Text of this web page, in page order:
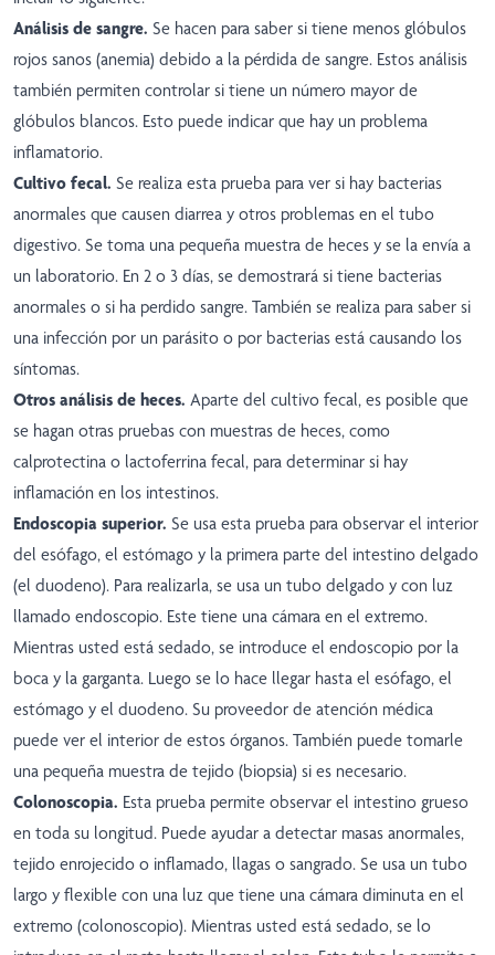
Análisis de sangre. Se hacen para saber si tiene menos glóbulos
rojos sanos (anemia) debido a la pérdida de sangre. Estos análisis
también permiten controlar si tiene un número mayor de
glóbulos blancos. Esto puede indicar que hay un problema
inflamatorio.
Cultivo fecal. Se realiza esta prueba para ver si hay bacterias
anormales que causen diarrea y otros problemas en el tubo
digestivo. Se toma una pequeña muestra de heces y se la envía a
un laboratorio. En 2 o 3 días, se demostrará si tiene bacterias
anormales o si ha perdido sangre. También se realiza para saber si
una infección por un parásito o por bacterias está causando los
síntomas.
Otros análisis de heces. Aparte del cultivo fecal, es posible que
se hagan otras pruebas con muestras de heces, como
calprotectina o lactoferrina fecal, para determinar si hay
inflamación en los intestinos.
Endoscopia superior. Se usa esta prueba para observar el interior
del esófago, el estómago y la primera parte del intestino delgado
(el duodeno). Para realizarla, se usa un tubo delgado y con luz
llamado endoscopio. Este tiene una cámara en el extremo.
Mientras usted está sedado, se introduce el endoscopio por la
boca y la garganta. Luego se lo hace llegar hasta el esófago, el
estómago y el duodeno. Su proveedor de atención médica
puede ver el interior de estos órganos. También puede tomarle
una pequeña muestra de tejido (biopsia) si es necesario.
Colonoscopia. Esta prueba permite observar el intestino grueso
en toda su longitud. Puede ayudar a detectar masas anormales,
tejido enrojecido o inflamado, llagas o sangrado. Se usa un tubo
largo y flexible con una luz que tiene una cámara diminuta en el
extremo (colonoscopio). Mientras usted está sedado, se lo